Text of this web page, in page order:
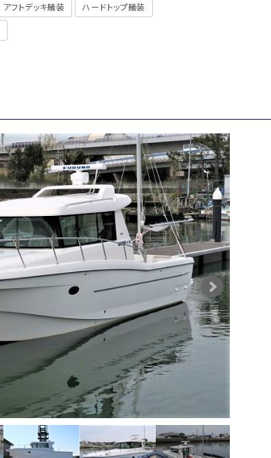
アフトデッキ艤装
ハードトップ艤装